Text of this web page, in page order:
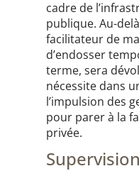
cadre de
publique. Au-
facilitateur de
d’endosser
terme, sera
nécessite dans
l’impulsion des
pour parer à la
privée.